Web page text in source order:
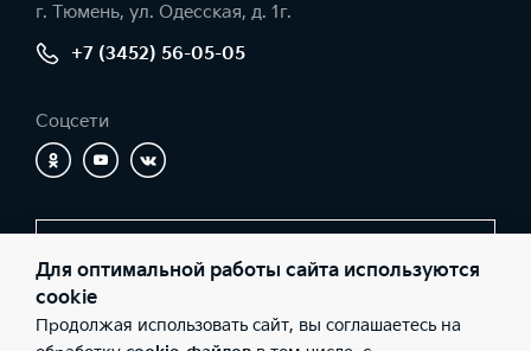
г. Тюмень, ул. Одесская, д. 1г.
+7 (3452) 56-05-05
Соцсети
© 2026 Юридические лица ООО «Никко» (Фактический адрес: г.
Для оптимальной работы сайта используются
cookie
Продолжая использовать сайт, вы соглашаетесь на